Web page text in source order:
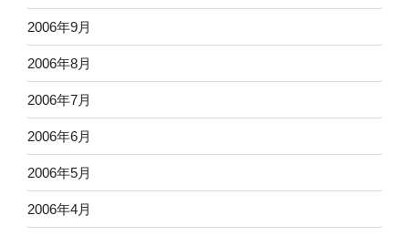
2006年9月
2006年8月
2006年7月
2006年6月
2006年5月
2006年4月